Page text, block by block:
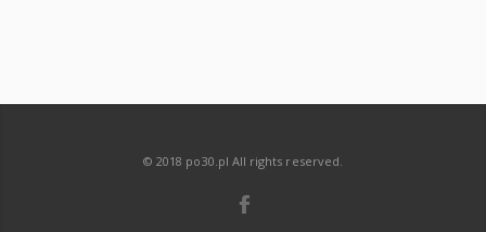
© 2018 po30.pl All rights reserved.